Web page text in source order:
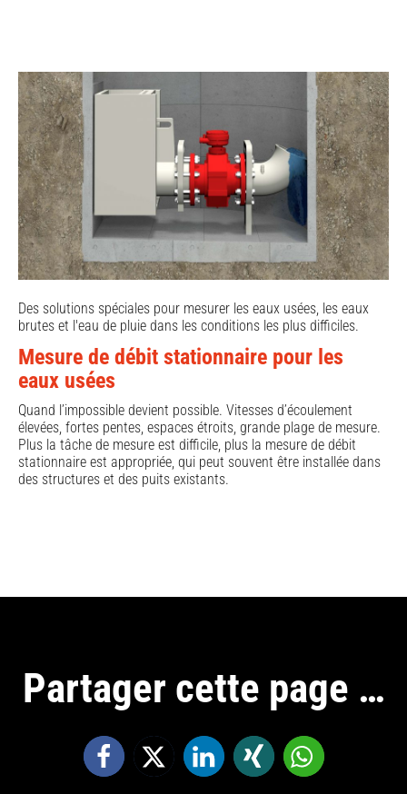
Des solutions spéciales pour mesurer les eaux usées, les eaux
brutes et l'eau de pluie dans les conditions les plus difficiles.
Mesure de débit stationnaire pour les
eaux usées
Quand l’impossible devient possible. Vitesses d’écoulement
élevées, fortes pentes, espaces étroits, grande plage de mesure.
Plus la tâche de mesure est difficile, plus la mesure de débit
stationnaire est appropriée, qui peut souvent être installée dans
des structures et des puits existants.
Partager cette page …